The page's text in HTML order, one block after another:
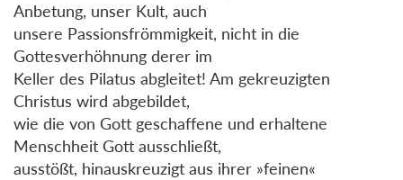
Anbetung, unser Kult, auch
unsere Passionsfrömmigkeit, nicht in die
Gottesverhöhnung derer im
Keller des Pilatus abgleitet! Am gekreuzigten
Christus wird abgebildet,
wie die von Gott geschaffene und erhaltene
Menschheit Gott ausschließt,
ausstößt, hinauskreuzigt aus ihrer »feinen«